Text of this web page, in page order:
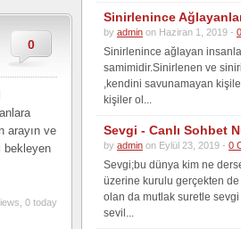
0
arayın ve
bekleyen
0 today
Sinirlenince
by admin on Haziran 1, 2019 -
Sinirlenince ağlayan
samimidir.Sinirlenen ve
,kendini savunamayan
kişiler ol...
Sevgi - Canlı Sohbet
by admin on Eylül 23, 2019 - 0
Sevgi;bu dünya kim ne
üzerine kurulu gerçekten
olan da mutlak suretle sevgi
sevil...